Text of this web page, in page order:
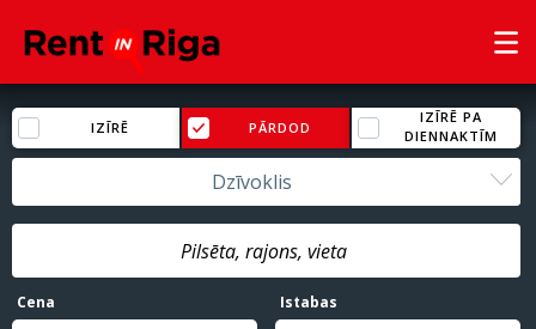
IZĪRĒ PĀRDOD
IZĪRĒ PA
DIENNAKTĪM
Dzīvoklis
Cena
Istabas